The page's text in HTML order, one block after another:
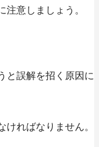
注意しましょう。
と誤解を招く原因に
ればなりません。